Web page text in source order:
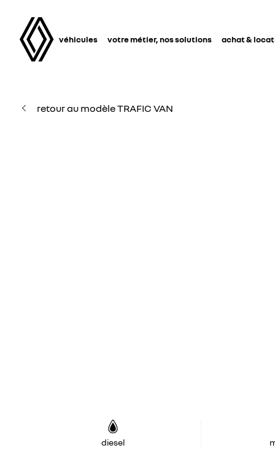
véhicules votre métier, nos solutions achat &
retour au modèle TRAFIC VAN
diesel